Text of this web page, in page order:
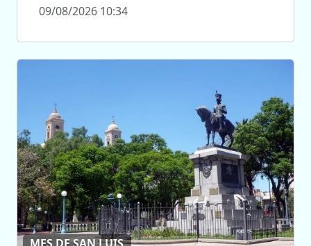
09/08/2026 10:34